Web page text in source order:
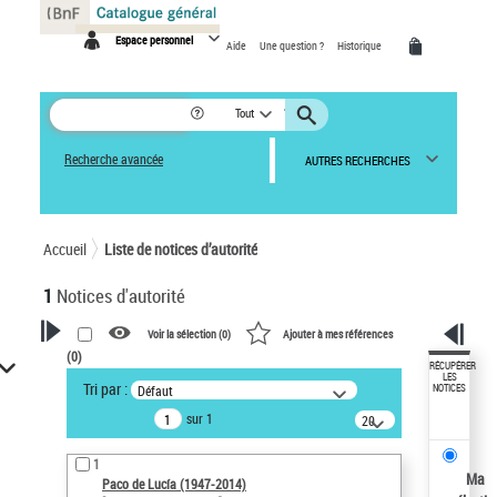
Espace personnel Aide Une question ? Historique
Tout
Recherche avancée AUTRES RECHERCHES
Accueil Liste de notices d’autorité
1 Notices d'autorité
VOTRE RECHERCHE
Recherche avancée dans les
notices d’autorité
Œuvres liées à l'auteur :
Paco de Lucía (1947-2014)
Voir la sélection (0) Ajouter à mes références
(0)
Tri par : Défaut
sur 1
20
résultats/page
1
Paco de Lucía (1947-2014)
RÉCUPÉRER
LES
NOTICES
Ma
Panneau de gestion des cookies